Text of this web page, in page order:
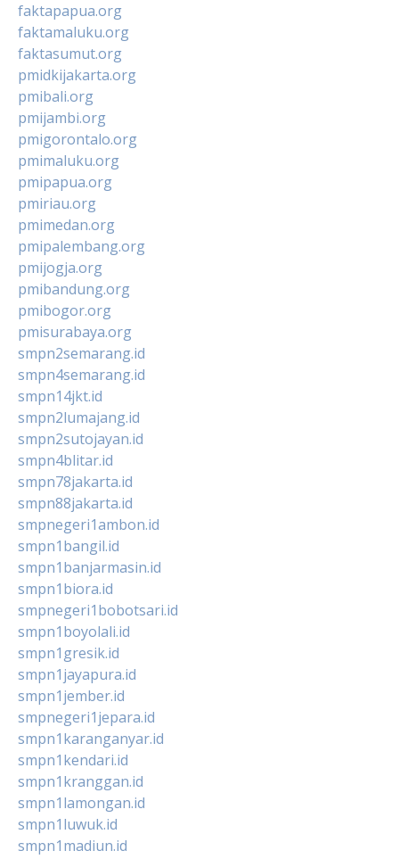
faktapapua.org
faktamaluku.org
faktasumut.org
pmidkijakarta.org
pmibali.org
pmijambi.org
pmigorontalo.org
pmimaluku.org
pmipapua.org
pmiriau.org
pmimedan.org
pmipalembang.org
pmijogja.org
pmibandung.org
pmibogor.org
pmisurabaya.org
smpn2semarang.id
smpn4semarang.id
smpn14jkt.id
smpn2lumajang.id
smpn2sutojayan.id
smpn4blitar.id
smpn78jakarta.id
smpn88jakarta.id
smpnegeri1ambon.id
smpn1bangil.id
smpn1banjarmasin.id
smpn1biora.id
smpnegeri1bobotsari.id
smpn1boyolali.id
smpn1gresik.id
smpn1jayapura.id
smpn1jember.id
smpnegeri1jepara.id
smpn1karanganyar.id
smpn1kendari.id
smpn1kranggan.id
smpn1lamongan.id
smpn1luwuk.id
smpn1madiun.id